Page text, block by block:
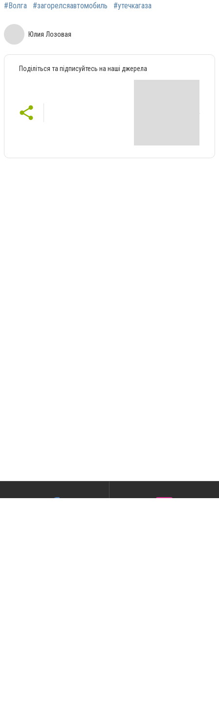
#Волга
#загорелсяавтомобиль #утечкагаза
Юлия Лозовая
Поділіться та підписуйтесь на наші джерела